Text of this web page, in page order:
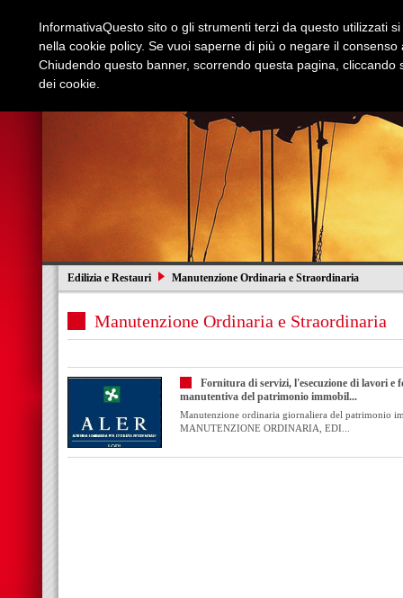
Edilizia e Restauri Manutenzione Ordinaria e Straordinaria
Manutenzione Ordinaria e Straordinaria
Fornitura di servizi, l'esecuzione di lavori e
manutentiva del patrimonio immobil...
Manutenzione ordinaria giornaliera del patrimonio
MANUTENZIONE ORDINARIA, EDI...
InformativaQuesto sito o gli strumenti terzi da questo utilizzati
nella cookie policy. Se vuoi saperne di più o negare il
Chiudendo questo banner, scorrendo questa pagina,
dei cookie.